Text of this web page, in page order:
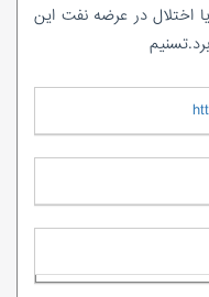
اختلال در عرضه نفت این